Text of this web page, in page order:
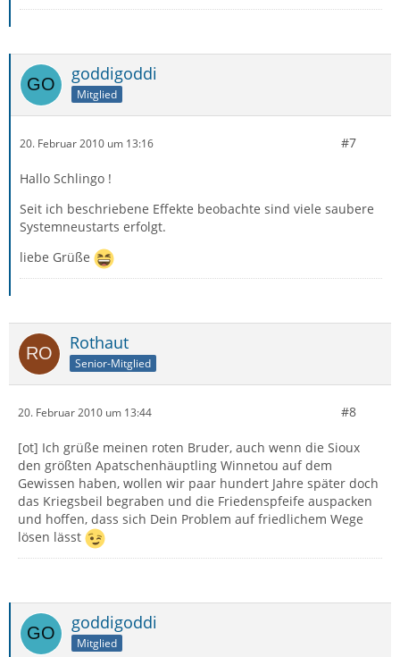
goddigoddi
Mitglied
20. Februar 2010 um 13:16 #7
Hallo Schlingo !
Seit ich beschriebene Effekte beobachte sind viele saubere
Systemneustarts erfolgt.
liebe Grüße
Rothaut
Senior-Mitglied
20. Februar 2010 um 13:44 #8
[ot] Ich grüße meinen roten Bruder, auch wenn die Sioux
den größten Apatschenhäuptling Winnetou auf dem
Gewissen haben, wollen wir paar hundert Jahre später doch
das Kriegsbeil begraben und die Friedenspfeife auspacken
und hoffen, dass sich Dein Problem auf friedlichem Wege
lösen lässt
goddigoddi
Mitglied